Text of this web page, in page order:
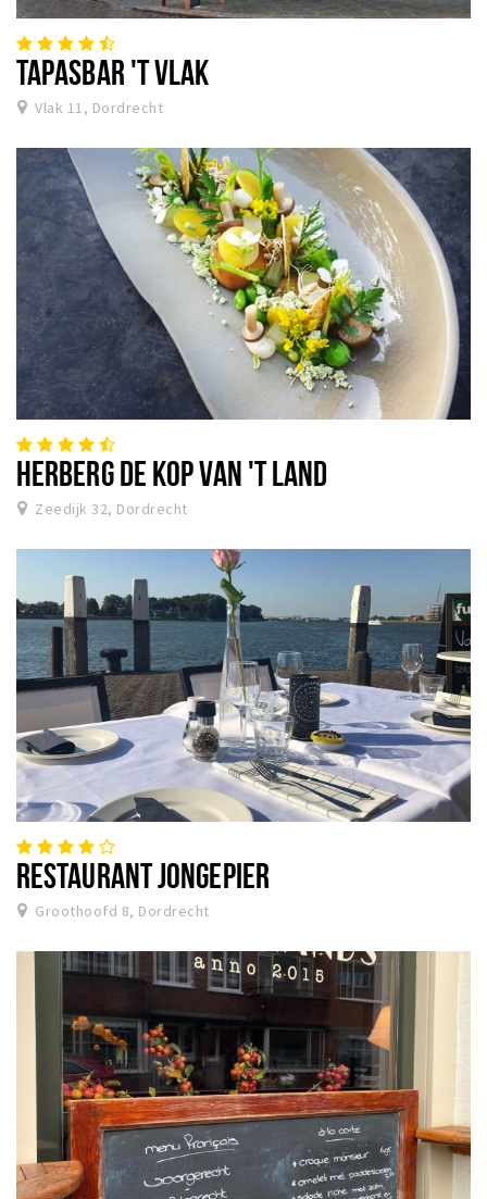
TAPASBAR 'T VLAK
Vlak 11, Dordrecht
HERBERG DE KOP VAN 'T LAND
Zeedijk 32, Dordrecht
RESTAURANT JONGEPIER
Groothoofd 8, Dordrecht